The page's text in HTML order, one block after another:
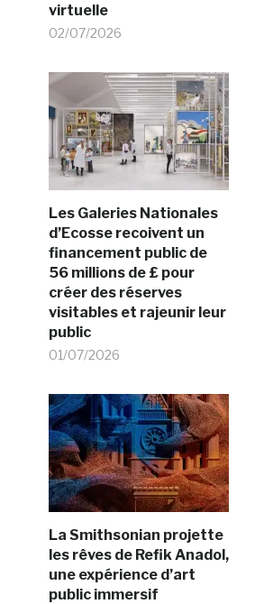
virtuelle
02/07/2026
Les Galeries Nationales
d’Ecosse recoivent un
financement public de
56 millions de £ pour
créer des réserves
visitables et rajeunir leur
public
01/07/2026
La Smithsonian projette
les rêves de Refik Anadol,
une expérience d’art
public immersif